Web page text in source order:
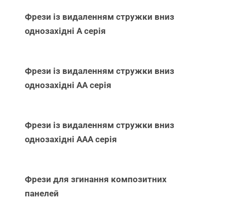
Фрези із видаленням стружки вниз
однозахідні А серія
Фрези із видаленням стружки вниз
однозахідні АА серія
Фрези із видаленням стружки вниз
однозахідні ААА серія
Фрези для згинання композитних
панелей